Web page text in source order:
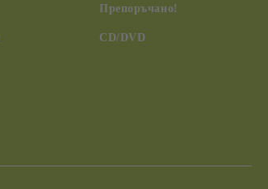
Препоръчано!
CD/DVD